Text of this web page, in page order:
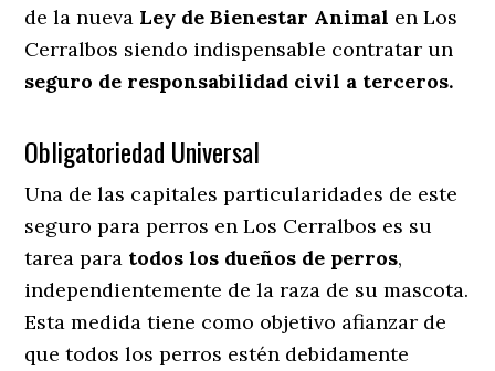
de la nueva Ley de Bienestar Animal en Los
Cerralbos siendo indispensable contratar un
seguro de responsabilidad civil a terceros.
Obligatoriedad Universal
Una de las capitales particularidades de este
seguro para perros en Los Cerralbos es su
tarea para todos los dueños de perros,
independientemente de la raza de su mascota.
Esta medida tiene como objetivo afianzar de
que todos los perros estén debidamente